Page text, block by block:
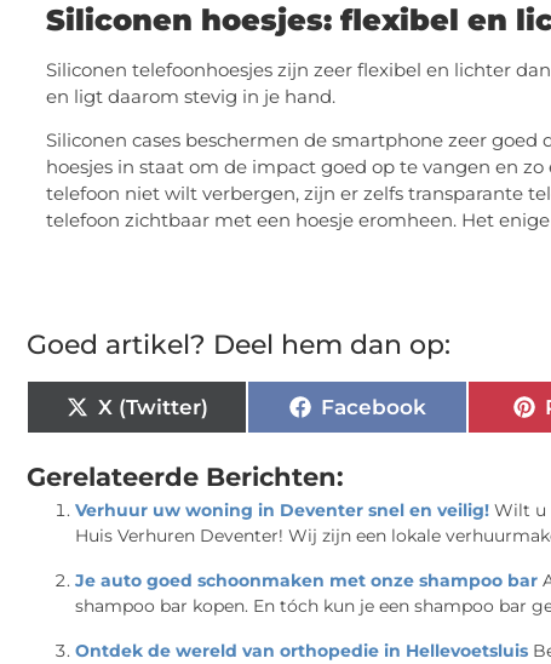
Siliconen hoesjes: flexibel en
Siliconen telefoonhoesjes zijn zeer flexibel en lichter
en ligt daarom stevig in je hand.
Siliconen cases beschermen de smartphone zeer
hoesjes in staat om de impact goed op te vangen en
telefoon niet wilt verbergen, zijn er zelfs transparante
telefoon zichtbaar met een hoesje eromheen. Het
Goed artikel? Deel hem dan op:
X (Twitter) Facebook
Gerelateerde Berichten:
Verhuur uw woning in Deventer snel en veilig! Wilt u
Huis Verhuren Deventer! Wij zijn een lokale
Je auto goed schoonmaken met onze shampoo bar
shampoo bar kopen. En tóch kun je een shampoo bar
Ontdek de wereld van orthopedie in Hellevoetsluis